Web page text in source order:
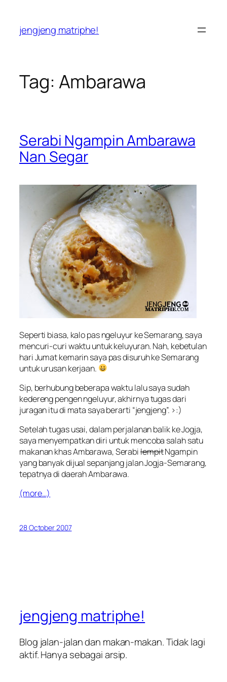
content
jengjeng matriphe!
Tag: Ambarawa
Serabi Ngampin Ambarawa
Nan Segar
Seperti biasa, kalo pas ngeluyur ke Semarang, saya
mencuri-curi waktu untuk keluyuran. Nah, kebetulan
hari Jumat kemarin saya pas disuruh ke Semarang
untuk urusan kerjaan.
Sip, berhubung beberapa waktu lalu saya sudah
kederengpengen ngeluyur, akhirnya tugas dari
juragan itu di mata saya berarti “jengjeng”. >:)
Setelah tugas usai, dalam perjalanan balik ke Jogja,
saya menyempatkan diri untuk mencoba salah satu
makanan khas Ambarawa, SerabilempitNgampin
yang banyak dijual sepanjang jalan Jogja-Semarang,
tepatnya di daerah Ambarawa.
(more…)
28 October 2007
jengjeng matriphe!
Blog jalan-jalan dan makan-makan. Tidak lagi
aktif. Hanya sebagai arsip.